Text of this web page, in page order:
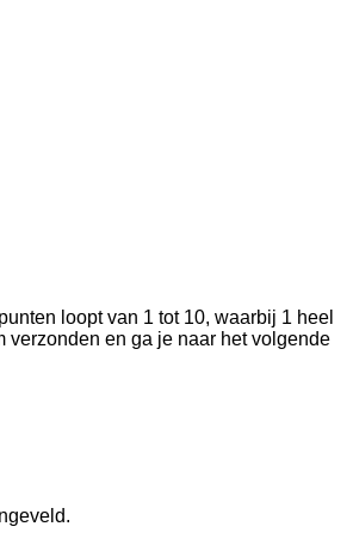
loopt van 1 tot 10, waarbij 1 heel
verzonden en ga je naar het volgende